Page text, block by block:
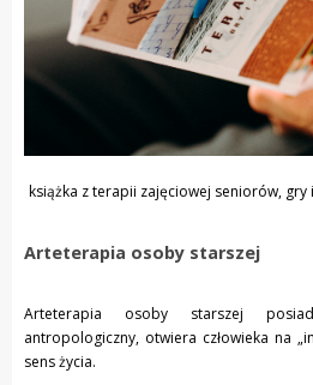
książka z terapii zajęciowej seniorów,
Arteterapia osoby starszej
Arteterapia osoby starszej
antropologiczny, otwiera człowieka na
sens życia.